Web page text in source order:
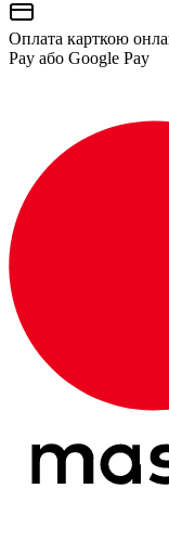
Оплата карткою
Pay або Google Pay